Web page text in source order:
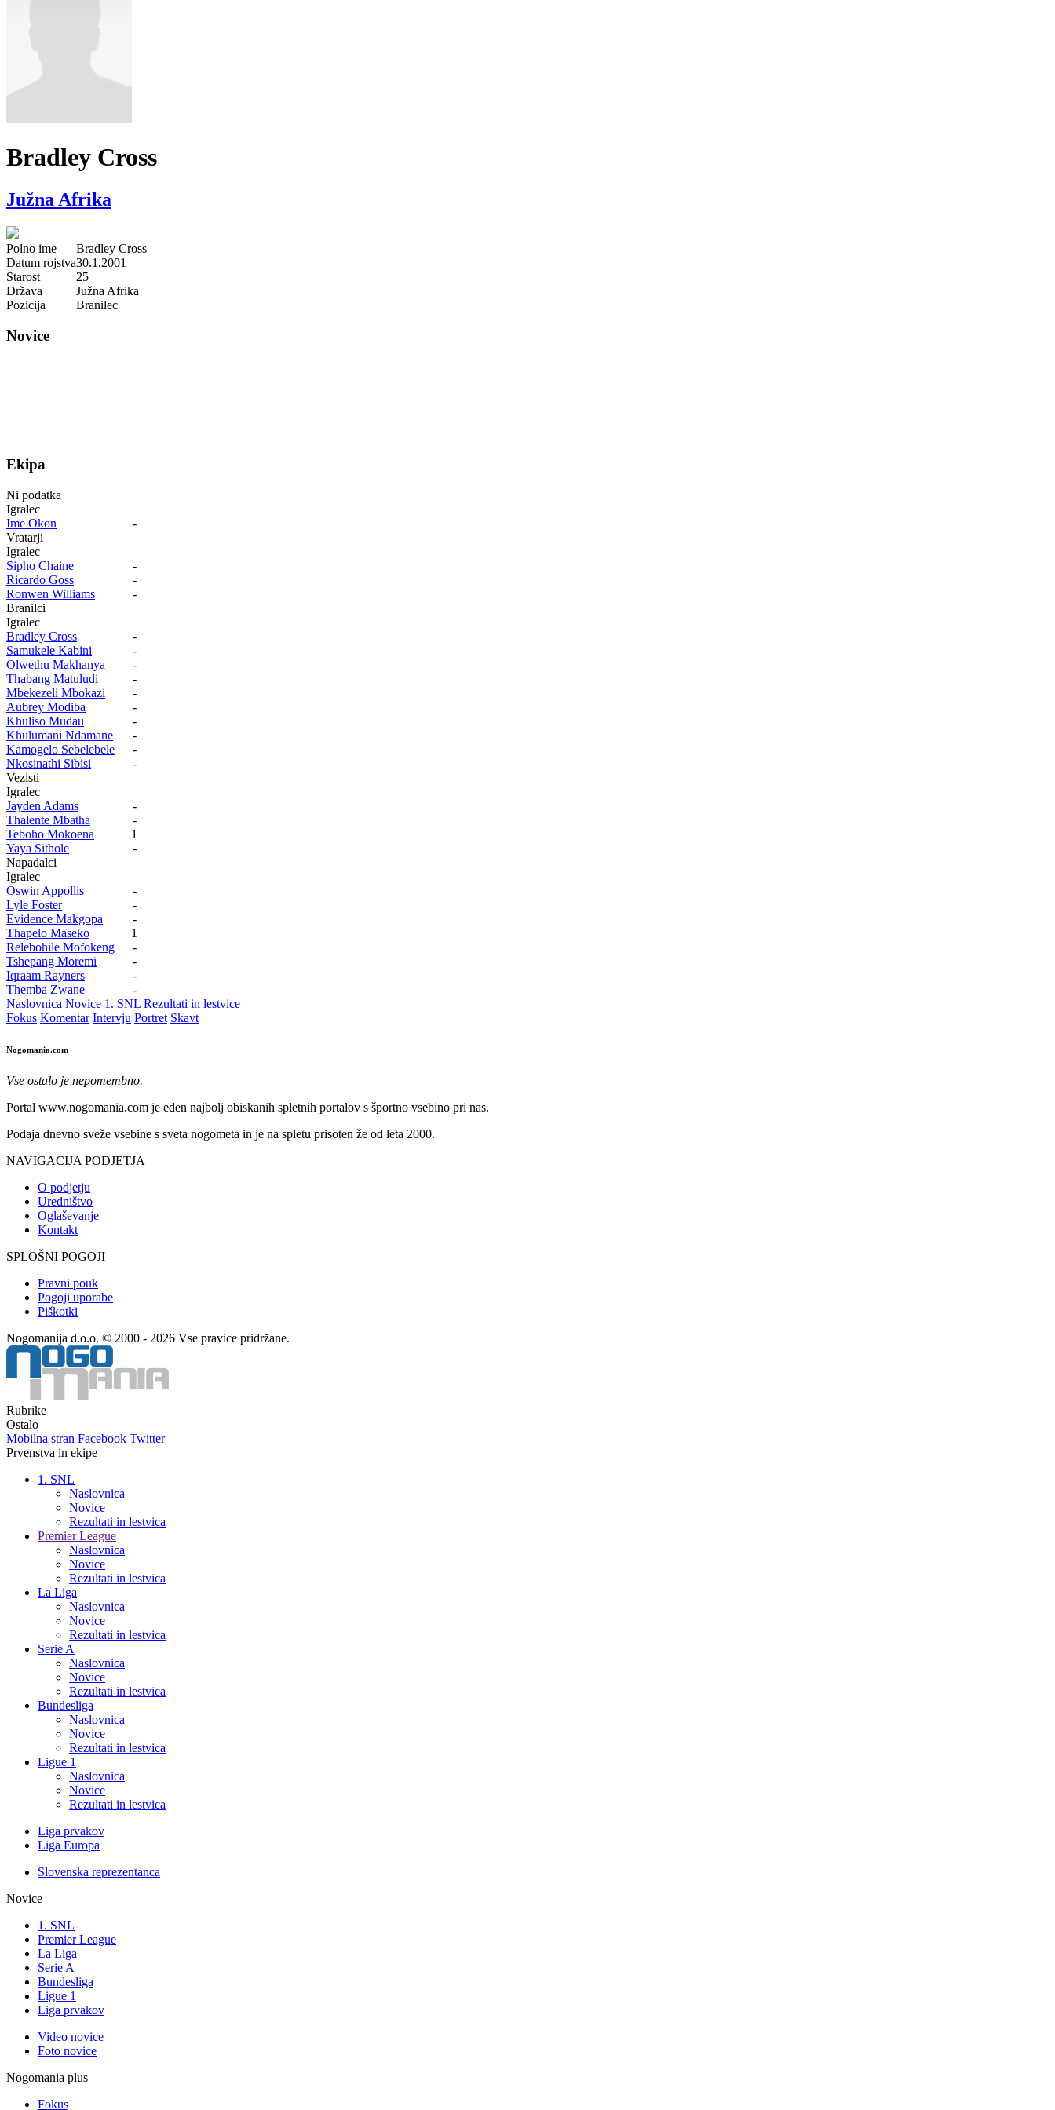
Bradley Cross
Južna Afrika
Polno ime
Bradley Cross
Datum rojstva30.1.2001
Starost
25
Država
Južna Afrika
Pozicija
Branilec
Novice
Ekipa
Ni podatka
Igralec
Ime Okon
-
Vratarji
Igralec
Sipho Chaine
-
Ricardo Goss
-
Ronwen Williams
-
Branilci
Igralec
Bradley Cross
-
Samukele Kabini
-
Olwethu Makhanya
-
Thabang Matuludi
-
Mbekezeli Mbokazi
-
Aubrey Modiba
-
Khuliso Mudau
-
Khulumani Ndamane
-
Kamogelo Sebelebele
-
Nkosinathi Sibisi
-
Vezisti
Igralec
Jayden Adams
-
Thalente Mbatha
-
Teboho Mokoena
1
Yaya Sithole
-
Napadalci
Igralec
Oswin Appollis
-
Lyle Foster
-
Evidence Makgopa
-
Thapelo Maseko
1
Relebohile Mofokeng
-
Tshepang Moremi
-
Iqraam Rayners
-
Themba Zwane
-
Naslovnica Novice 1. SNL Rezultati in lestvice
Fokus Komentar Intervju Portret Skavt
Nogomania.com
Vse ostalo je nepomembno.
Portal www.nogomania.com je eden najbolj obiskanih spletnih portalov s športno vsebino pri nas.
Podaja dnevno sveže vsebine s sveta nogometa in je na spletu prisoten že od leta 2000.
NAVIGACIJA PODJETJA
O podjetju
Uredništvo
Oglaševanje
Kontakt
SPLOŠNI POGOJI
Pravni pouk
Pogoji uporabe
Piškotki
Nogomanija d.o.o. © 2000 - 2026 Vse pravice pridržane.
Rubrike
Ostalo
Mobilna stran Facebook Twitter
Prvenstva in ekipe
1. SNL
Naslovnica
Novice
Rezultati in lestvica
Premier League
Naslovnica
Novice
Rezultati in lestvica
La Liga
Naslovnica
Novice
Rezultati in lestvica
Serie A
Naslovnica
Novice
Rezultati in lestvica
Bundesliga
Naslovnica
Novice
Rezultati in lestvica
Ligue 1
Naslovnica
Novice
Rezultati in lestvica
Liga prvakov
Liga Europa
Slovenska reprezentanca
Novice
1. SNL
Premier League
La Liga
Serie A
Bundesliga
Ligue 1
Liga prvakov
Video novice
Foto novice
Nogomania plus
Fokus